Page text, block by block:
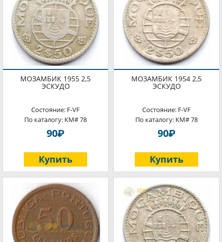
МОЗАМБИК 1955 2,5
ЭСКУДО
Состояние: F-VF
По каталогу: КМ# 78
90P
Купить
МОЗАМБИК 1954 2,5
ЭСКУДО
Состояние: F-VF
По каталогу: КМ# 78
90P
Купить